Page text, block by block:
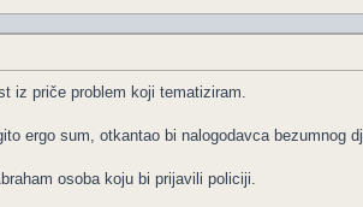
iz priče problem koji tematiziram.
ergo sum, otkantao bi nalogodavca bezumnog
osoba koju bi prijavili policiji.